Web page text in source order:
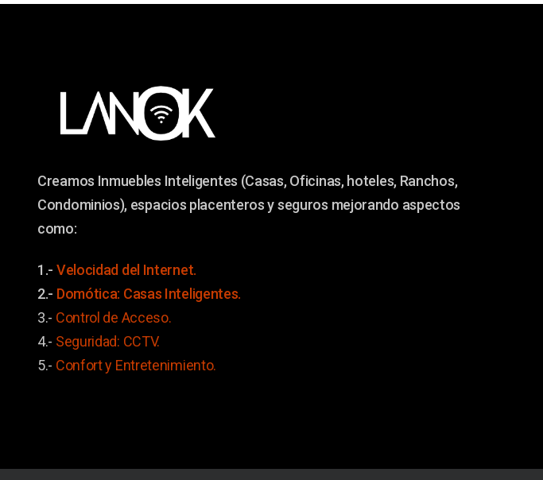
Creamos Inmuebles Inteligentes (Casas, Oficinas, hoteles, Ranchos,
Condominios), espacios placenteros y seguros mejorando aspectos
como:
1.- Velocidad del Internet.
2.- Domótica: Casas Inteligentes.
3.- Control de Acceso.
4.- Seguridad: CCTV.
5.- Confort y Entretenimiento.